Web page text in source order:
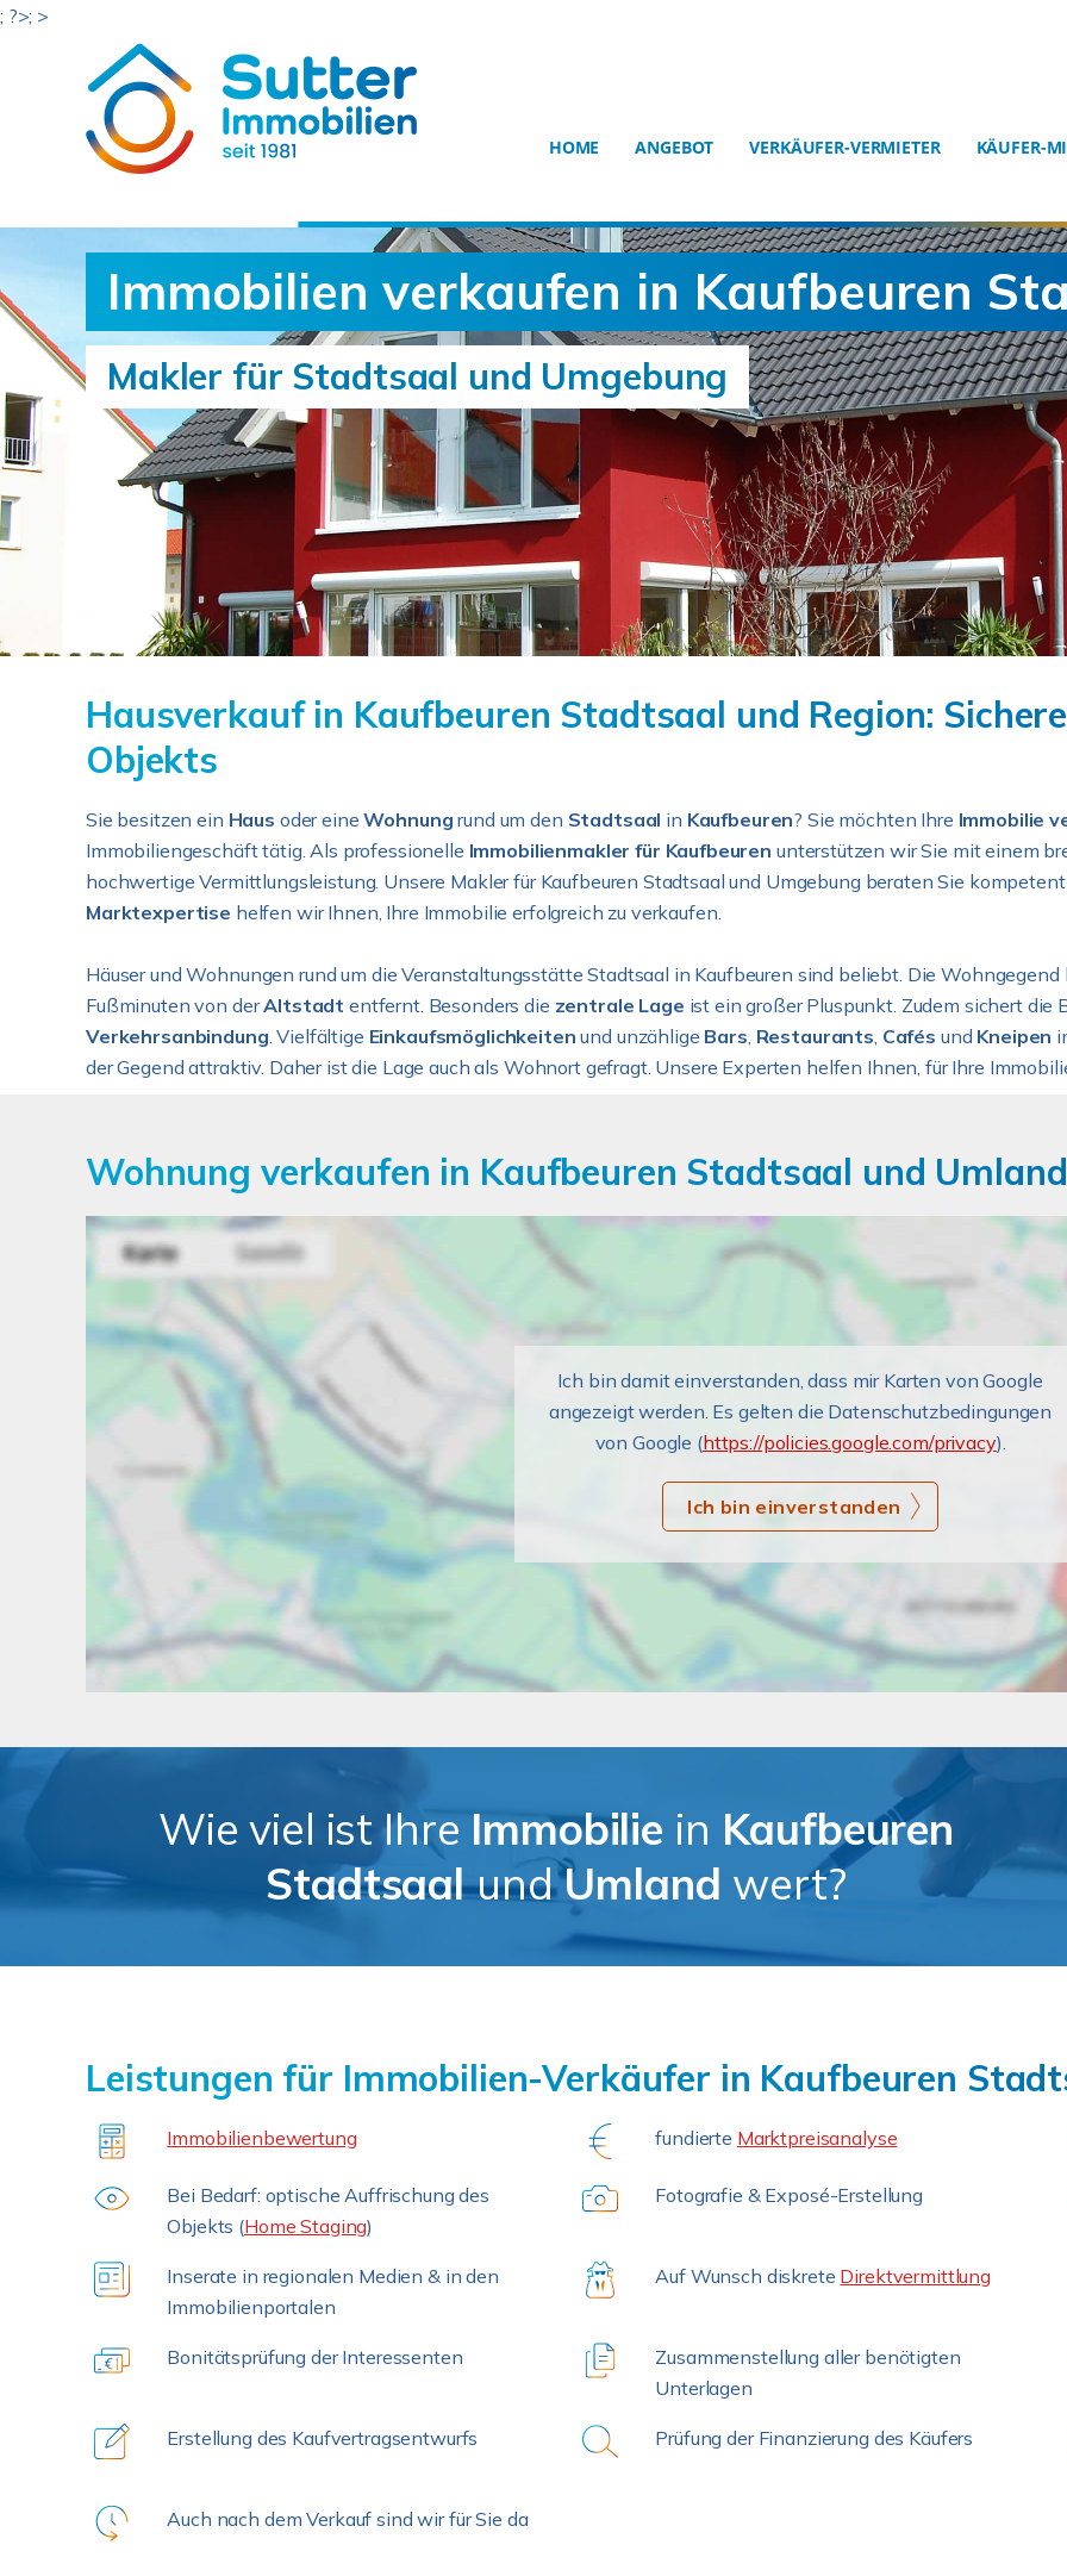
; ?>; >
HOME ANGEBOT VERKÄUFER-VERMIETER KÄUFER-
Immobilien verkaufen in Kaufbeuren
Makler für Stadtsaal und Umgebung
Hausverkauf in Kaufbeuren Stadtsaal und Region:
Objekts
Sie besitzen ein Haus oder eineWohnungrund um den Stadtsaal in Kaufbeuren? Sie möchten Ihre Immobilie
Immobiliengeschäft tätig. Als professionelle Immobilienmakler für Kaufbeuren unterstützen wir Sie mit einem
hochwertige Vermittlungsleistung. Unsere Makler für Kaufbeuren Stadtsaal und Umgebung beraten Sie
Marktexpertise helfen wir Ihnen, Ihre Immobilie erfolgreich zu verkaufen.
Häuser und Wohnungen rund um die Veranstaltungsstätte Stadtsaal in Kaufbeuren sind beliebt. Die
Fußminuten von derAltstadt entfernt. Besonders die zentrale Lage ist ein großer Pluspunkt. Zudem sichert die
Verkehrsanbindung. Vielfältige Einkaufsmöglichkeitenund unzählige Bars, Restaurants, Cafés und Kneipen
der Gegend attraktiv. Daher ist die Lage auch als Wohnort gefragt. Unsere Experten helfen Ihnen, für Ihre
Wohnung verkaufen in Kaufbeuren Stadtsaal und
Ich bin damit einverstanden, dass mir Karten von Google
angezeigt werden. Es gelten die Datenschutzbedingungen
von Google (https://policies.google.com/privacy).
Ich bin einverstanden
Wie viel ist Ihre Immobilie in Kaufbeuren
StadtsaalundUmland wert?
Leistungen für Immobilien-Verkäufer in Kaufbeuren
Immobilienbewertung fundierte Marktpreisanalyse
Bei Bedarf: optische Auffrischung des
Objekts (Home Staging)
Fotografie & Exposé-Erstellung
Inserate in regionalen Medien & in den
Immobilienportalen
Auf Wunsch diskrete Direktvermittlung
Bonitätsprüfung der Interessenten
Zusammenstellung aller benötigten
Unterlagen
Erstellung des Kaufvertragsentwurfs Prüfung der Finanzierung des Käufers
Auch nach dem Verkauf sind wir für Sie da